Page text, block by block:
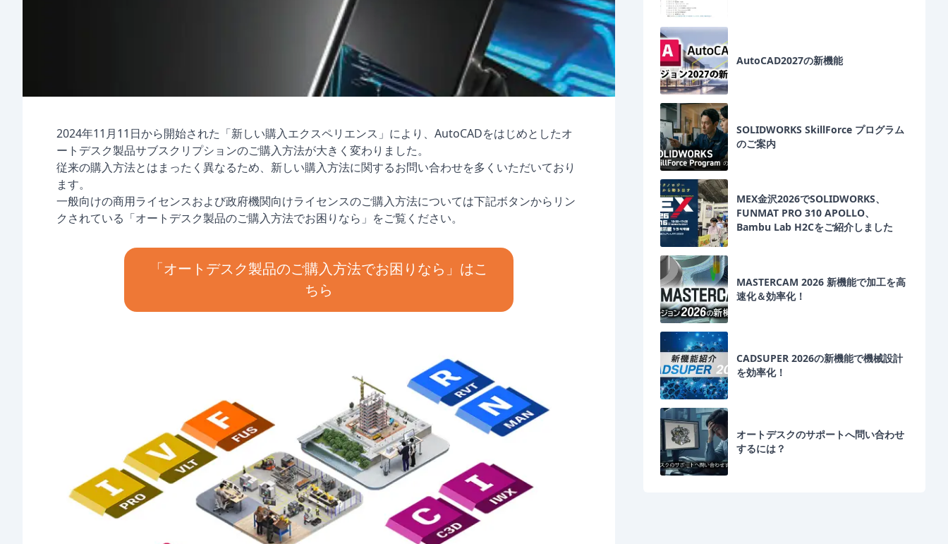
2024年11月11日から開始された「新しい購入エクスペリエンス」により、AutoCADをはじめとしたオ
ートデスク製品サブスクリプションのご購入方法が大きく変わりました。
従来の購入方法とはまったく異なるため、新しい購入方法に関するお問い合わせを多くいただいており
ます。
一般向けの商用ライセンスおよび政府機関向けライセンスのご購入方法については下記ボタンからリン
クされている「オートデスク製品のご購入方法でお困りなら」をご覧ください。
「オートデスク製品のご購入方法でお困りなら」はこ
ちら
AutoCAD2027の新機能
SOLIDWORKS SkillForce プログラム
のご案内
MEX金沢2026でSOLIDWORKS、
FUNMAT PRO 310 APOLLO、
Bambu Lab H2Cをご紹介しました
MASTERCAM 2026 新機能で加工を高
速化＆効率化！
CADSUPER 2026の新機能で機械設計
を効率化！
オートデスクのサポートへ問い合わせ
するには？